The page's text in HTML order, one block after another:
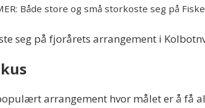
Både store og små storkoste seg på
seg på fjorårets arrangement i
arrangement hvor målet er å få